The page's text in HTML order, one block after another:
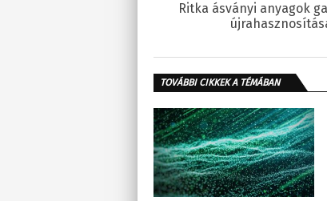
Ritka ásványi anyagok
TOVÁBBI CIKKEK A TÉMÁBAN